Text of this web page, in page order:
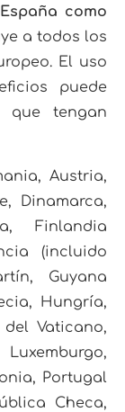
como
a todos los
El uso
puede
tengan
Austria,
Dinamarca,
Finlandia
(incluido
Guyana
Hungría,
Vaticano,
Portugal
Checa,